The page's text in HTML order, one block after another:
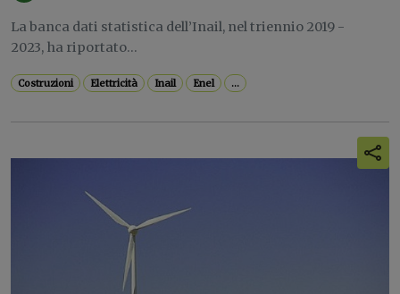
La banca dati statistica dell’Inail, nel triennio 2019 -
2023, ha riportato...
Costruzioni Elettricità Inail Enel ...